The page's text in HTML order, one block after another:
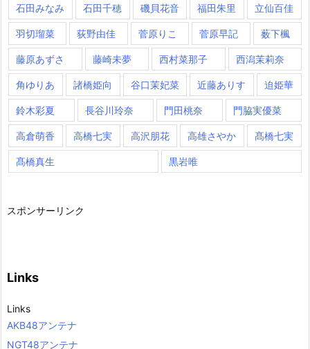
石田みなみ 石田千穂 磯貝花音 福田朱里 立仙百佳
羽切瑠菜 荻野由佳 菅原りこ 菅原早記 薮下楓
藤原あずさ 藤崎未夢 西村菜那子 西潟茉莉奈
角ゆりあ 諸橋姫向 谷口茉妃菜 近藤ありす 迫姫華
鈴木彩夏 長谷川玲奈 門田桃奈 門脇実優菜
高倉萌香 高橋七実 高沢朋花 高雄さやか 髙橋七実
髙橋真生 黒岩唯
スポンサーリンク
Links
Links
AKB48アンテナ
NGT48アンテナ